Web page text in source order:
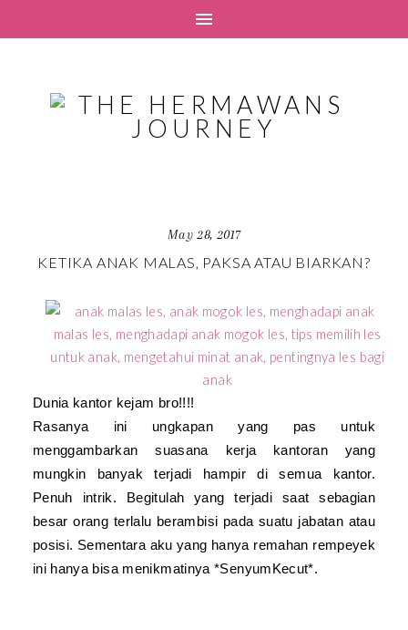
May 28, 2017
KETIKA ANAK MALAS, PAKSA ATAU BIARKAN?
Dunia kantor kejam bro!!!!
Rasanya ini ungkapan yang pas untuk
menggambarkan suasana kerja kantoran yang
mungkin banyak terjadi hampir di semua kantor.
Penuh intrik. Begitulah yang terjadi saat sebagian
besar orang terlalu berambisi pada suatu jabatan atau
posisi. Sementara aku yang hanya remahan rempeyek
ini hanya bisa menikmatinya *SenyumKecut*.